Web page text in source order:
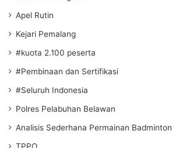
Apel Rutin
Kejari Pemalang
#kuota 2.100 peserta
#Pembinaan dan Sertifikasi
#Seluruh Indonesia
Polres Pelabuhan Belawan
Analisis Sederhana Permainan Badminton
TPPO